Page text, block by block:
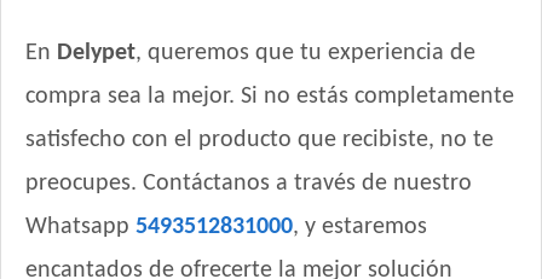
En Delypet, queremos que tu experiencia de
compra sea la mejor. Si no estás completamente
satisfecho con el producto que recibiste, no te
preocupes. Contáctanos a través de nuestro
Whatsapp 5493512831000, y estaremos
encantados de ofrecerte la mejor solución